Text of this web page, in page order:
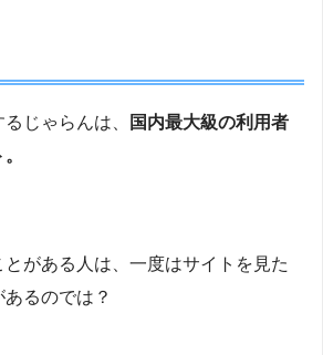
じゃらんは、
国内最大級の利用者
がある人は、一度はサイトを見た
るのでは？